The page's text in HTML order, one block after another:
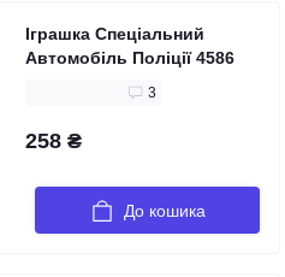
Іграшка Спеціальний
Автомобіль Поліції 4586
3
258 ₴
До кошика